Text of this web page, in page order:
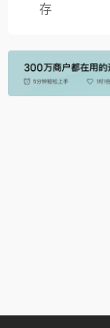
存